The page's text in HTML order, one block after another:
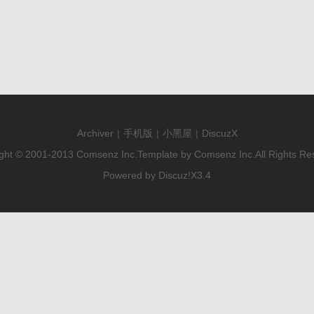
Archiver | 手机版 | 小黑屋 | DiscuzX
© 2001-2013 Comsenz Inc. Template by Comsenz Inc. All Rights
Powered by Discuz!X3.4